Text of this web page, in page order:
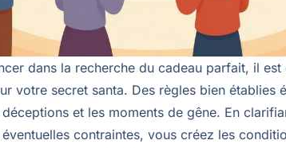
dans la recherche du cadeau parfait, il
votre secret santa. Des règles bien établies
et les moments de gêne. En
éventuelles contraintes, vous créez les